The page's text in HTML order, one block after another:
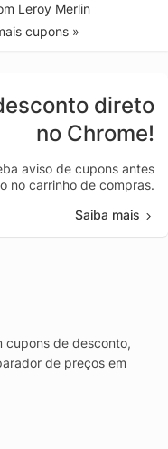
Leroy Merlin
cupons »
direto
no Chrome!
aviso de cupons antes
no carrinho de compras.
Saiba mais
cupons de desconto,
de preços em